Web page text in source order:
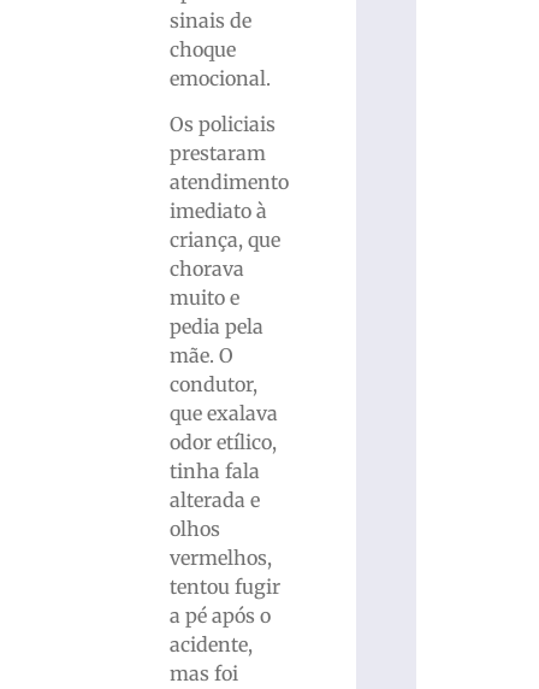
sinais de
choque
emocional.
Os policiais
prestaram
atendimento
imediato à
criança, que
chorava
muito e
pedia pela
mãe. O
condutor,
que exalava
odor etílico,
tinha fala
alterada e
olhos
vermelhos,
tentou fugir
a pé após o
acidente,
mas foi